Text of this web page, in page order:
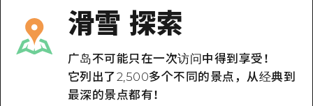
推荐
艺术
活动·庙会
示范行程
Dive!Hiroshima官方向导
广岛随意旅行
列表
活动
滑雪 探索
广岛不可能只在一次访问中得到享受！
它列出了2,500多个不同的景点，从经典到
最深的景点都有！